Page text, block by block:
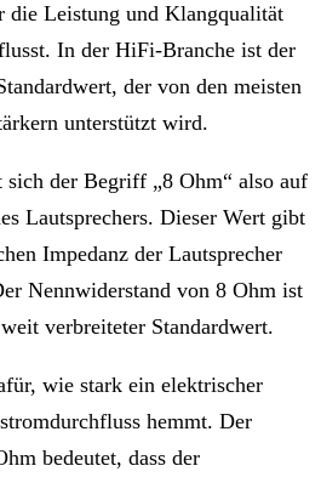
die Leistung und Klangqualität
In der HiFi-Branche ist der
der von den meisten
unterstützt wird.
der Begriff „8 Ohm“ also auf
Lautsprechers. Dieser Wert gibt
Impedanz der Lautsprecher
Nennwiderstand von 8 Ohm ist
verbreiteter Standardwert.
wie stark ein elektrischer
hemmt. Der
bedeutet, dass der